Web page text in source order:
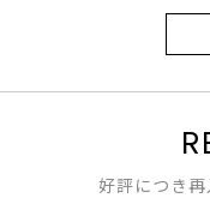
好評につき